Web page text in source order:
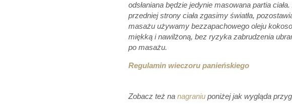
odsłaniana będzie jedynie masowana partia
przedniej strony ciała zgasimy światła,
masażu używamy bezzapachowego oleju
miękką i nawilżoną, bez ryzyka zabrudzenia
po masażu.
Regulamin wieczoru panieńskiego
Zobacz też na nagraniu poniżej jak wygląda